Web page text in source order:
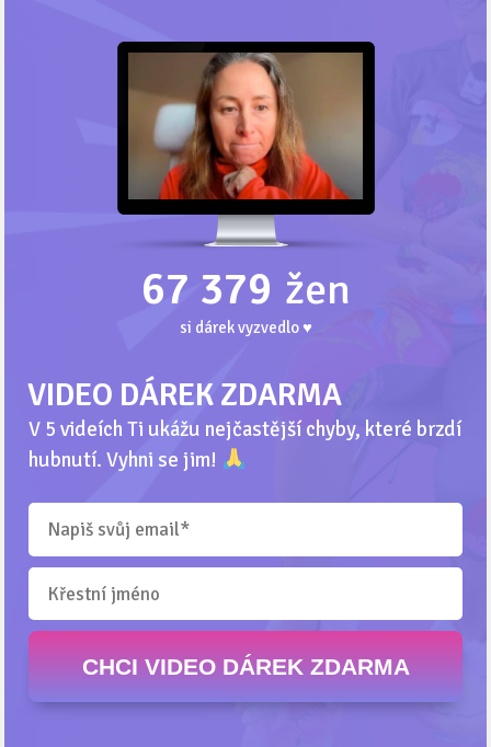
67 379 žen
si dárek vyzvedlo ♥
VIDEO DÁREK ZDARMA
V 5 videích Ti ukážu nejčastější chyby, které brzdí
hubnutí. Vyhni se jim!
CHCI VIDEO DÁREK ZDARMA